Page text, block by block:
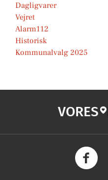
Dagligvarer
Vejret
Alarm112
Historisk
Kommunalvalg 2025
VORES